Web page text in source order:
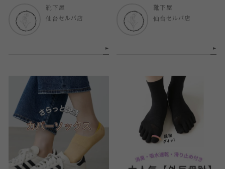
靴下屋
仙台セルバ店
靴下屋
仙台セルバ店